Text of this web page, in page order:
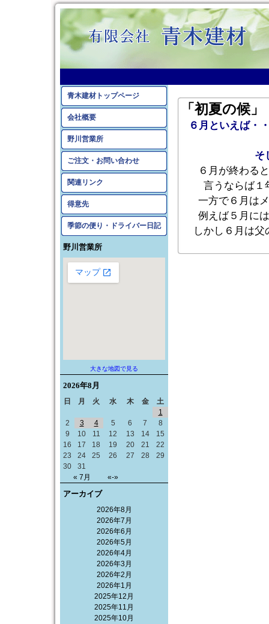
青木建材トップページ
会社概要
野川営業所
ご注文・お問い合わせ
関連リンク
得意先
季節の便り・ドライバー日記
野川営業所
大きな地図で見る
2026年8月
日 月 火 水 木 金 土
« 7月 «-»
1
2
3 4 5 6 7
8
9
10 11 12 13 14
15
16
17 18 19 20 21
22
23
24 25 26 27 28
29
30
31
アーカイブ
2026年8月
2026年7月
2026年6月
2026年5月
2026年4月
2026年3月
2026年2月
2026年1月
2025年12月
2025年11月
2025年10月
「初夏の候」
６月といえば・
そ
６月が終わる
言うならば１
一方で６月は
例えば５月に
しかし６月は